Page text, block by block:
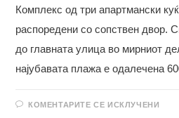
Комплекс од три апартмански
распоредени со сопствен двор.
до главната улица во мирниот
најубавата плажа е одалечена
КОМЕНТАРИТЕ СЕ ИСКЛУЧЕНИ